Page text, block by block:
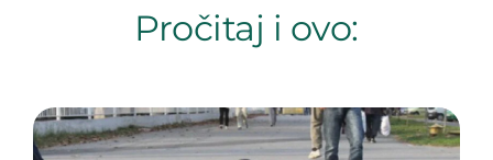
Pročitaj i ovo: